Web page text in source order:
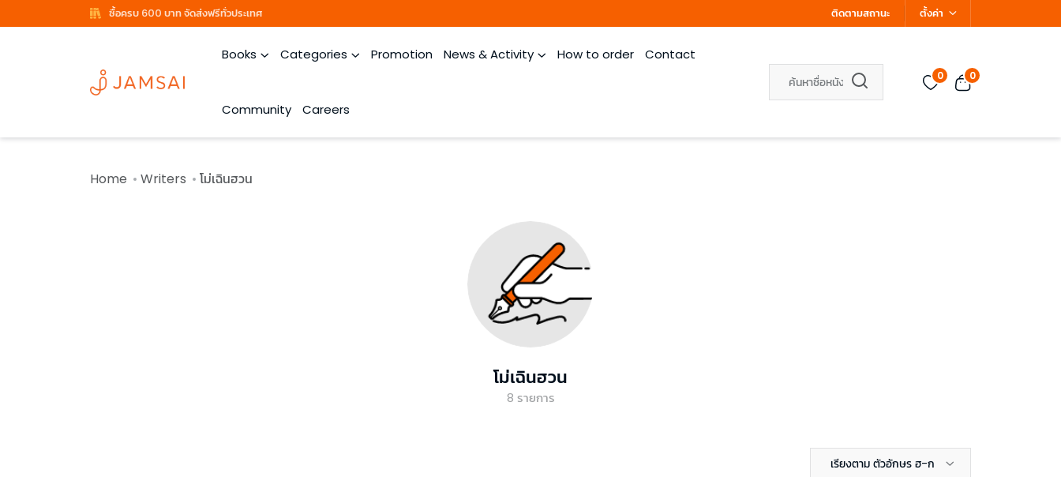
ซื้อครบ 600 บาท จัดส่งฟรีทั่วประเทศ ติดตามสถานะ ตั้งค่า
Books Categories Promotion News & Activity How to order Contact
Community Careers
0 0
Home Writers โม่เฉินฮวน
โม่เฉินฮวน
8 รายการ
เรียงตาม ตัวอักษร ฮ-ก